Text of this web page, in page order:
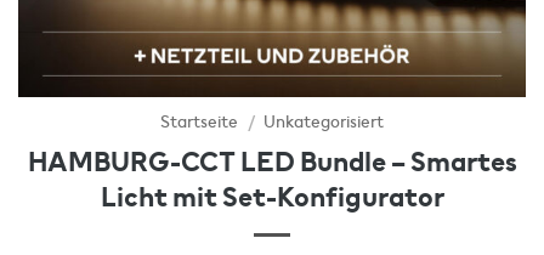
Startseite / Unkategorisiert
HAMBURG-CCT LED Bundle – Smartes
Licht mit Set-Konfigurator